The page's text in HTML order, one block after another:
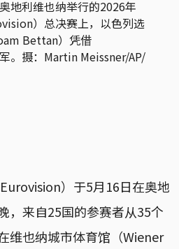
地利维也纳举行的2026年
）总决赛上，以色列选
Bettan）凭借
。摄：Martin Meissner/AP/
）于5月16日在奥地
，来自25国的参赛者从35个
维也纳城市体育馆（Wiener